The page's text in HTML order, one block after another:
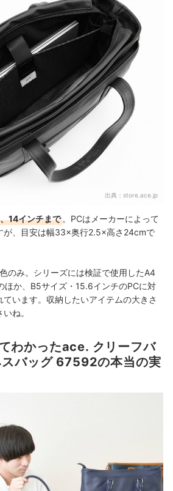
出典： store.ace.jp
14インチまで 。PCはメーカーによって
が、目安は幅33×奥行2.5×高さ24cmで
のみ。シリーズには検証で使用したA4
ほか、B5サイズ・15.6インチのPCに対
います。収納したいアイテムの大きさ
ね。
わかったace. クリーフバ
スバッグ 67592の本当の実